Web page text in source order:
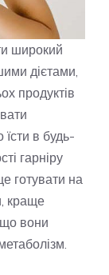
широкий
дієтами,
продуктів
їсти в будь-
гарніру
готувати на
краще
вони